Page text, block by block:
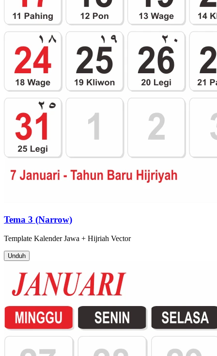
Tema 3 (Narrow)
Template Kalender Jawa + Hijriah Vector
Unduh